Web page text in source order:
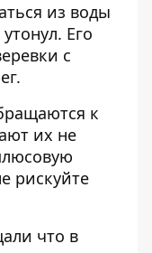
из воды
Его
с
к
их не
рискуйте
что в